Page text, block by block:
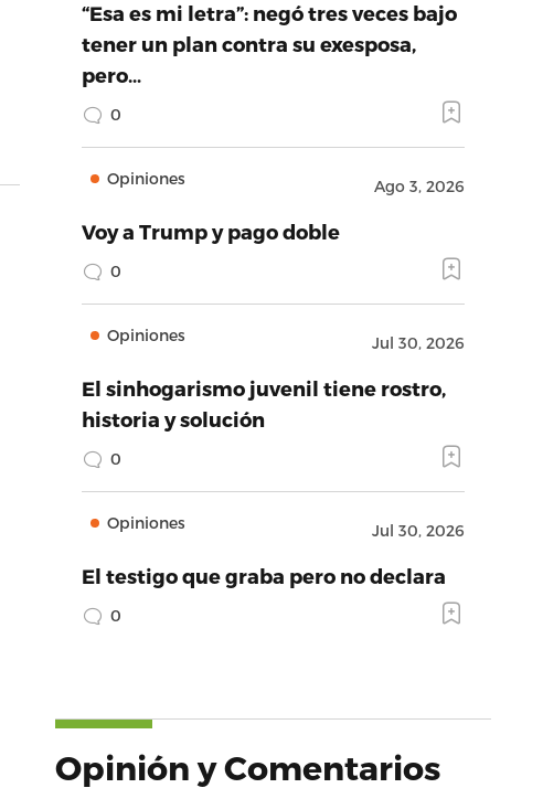
“Esa es mi letra”: negó tres veces bajo
tener un plan contra su exesposa,
pero…
0
Opiniones Ago 3, 2026
Voy a Trump y pago doble
0
Opiniones Jul 30, 2026
El sinhogarismo juvenil tiene rostro,
historia y solución
0
Opiniones Jul 30, 2026
El testigo que graba pero no declara
0
Opinión y Comentarios